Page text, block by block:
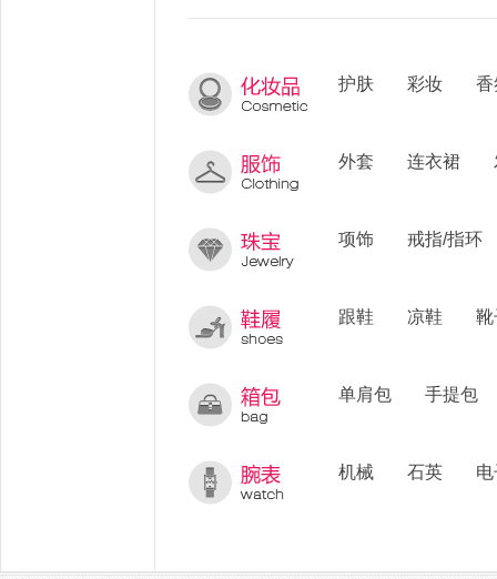
护肤 彩妆 香
外套 连衣裙
项饰 戒指/指环
跟鞋 凉鞋 靴
单肩包 手提包
机械 石英